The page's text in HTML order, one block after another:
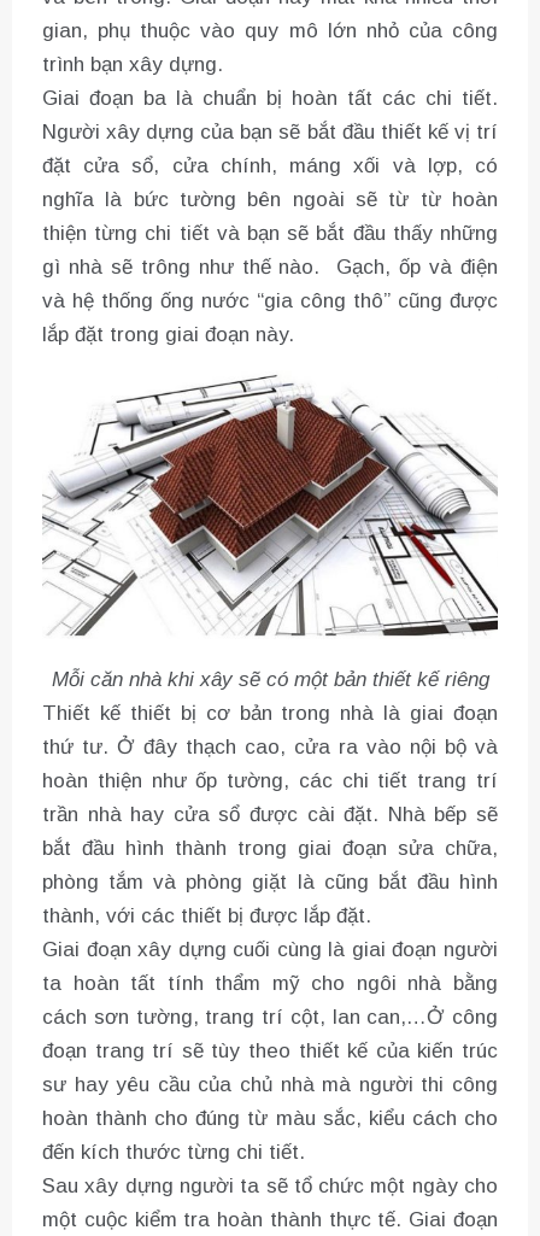
gian, phụ thuộc vào quy mô lớn nhỏ của công
trình bạn xây dựng.
Giai đoạn ba là chuẩn bị hoàn tất các chi tiết.
Người xây dựng của bạn sẽ bắt đầu thiết kế vị trí
đặt cửa sổ, cửa chính, máng xối và lợp, có
nghĩa là bức tường bên ngoài sẽ từ từ hoàn
thiện từng chi tiết và bạn sẽ bắt đầu thấy những
gì nhà sẽ trông như thế nào. Gạch, ốp và điện
và hệ thống ống nước “gia công thô” cũng được
lắp đặt trong giai đoạn này.
Mỗi căn nhà khi xây sẽ có một bản thiết kế riêng
Thiết kế thiết bị cơ bản trong nhà là giai đoạn
thứ tư. Ở đây thạch cao, cửa ra vào nội bộ và
hoàn thiện như ốp tường, các chi tiết trang trí
trần nhà hay cửa sổ được cài đặt. Nhà bếp sẽ
bắt đầu hình thành trong giai đoạn sửa chữa,
phòng tắm và phòng giặt là cũng bắt đầu hình
thành, với các thiết bị được lắp đặt.
Giai đoạn xây dựng cuối cùng là giai đoạn người
ta hoàn tất tính thẩm mỹ cho ngôi nhà bằng
cách sơn tường, trang trí cột, lan can,…Ở công
đoạn trang trí sẽ tùy theo thiết kế của kiến trúc
sư hay yêu cầu của chủ nhà mà người thi công
hoàn thành cho đúng từ màu sắc, kiểu cách cho
đến kích thước từng chi tiết.
Sau xây dựng người ta sẽ tổ chức một ngày cho
một cuộc kiểm tra hoàn thành thực tế. Giai đoạn